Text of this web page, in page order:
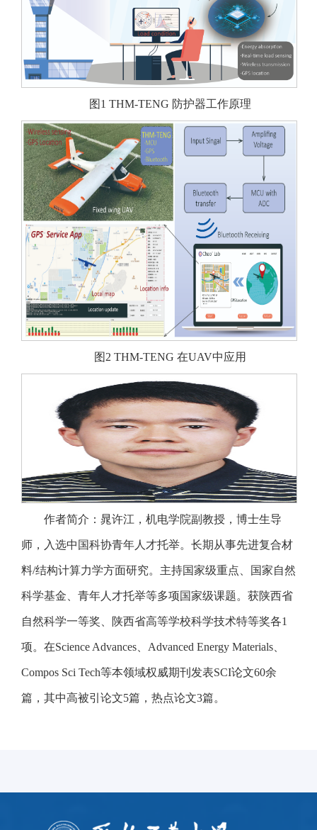
图1 THM-TENG 防护器工作原理
图2 THM-TENG 在UAV中应用
作者简介：晁许江，机电学院副教授，博士生导
师，入选中国科协青年人才托举。长期从事先进复合材
料/结构计算力学方面研究。主持国家级重点、国家自然
科学基金、青年人才托举等多项国家级课题。获陕西省
自然科学一等奖、陕西省高等学校科学技术特等奖各1
项。在Science Advances、Advanced Energy Materials、
Compos Sci Tech等本领域权威期刊发表SCI论文60余
篇，其中高被引论文5篇，热点论文3篇。